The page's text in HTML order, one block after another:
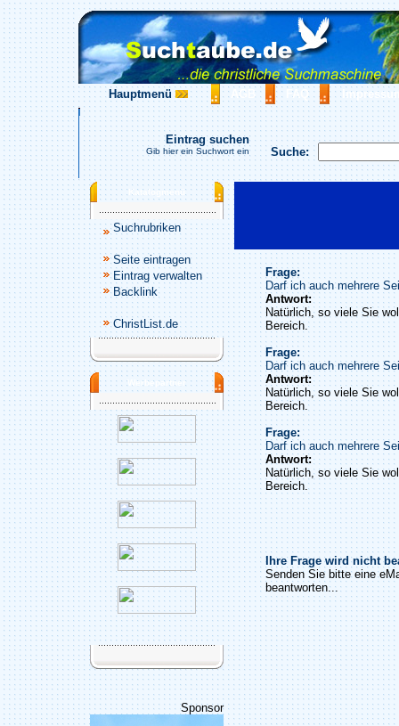
Hauptmenü AGB FAQ
Suche:
Eintrag suchen
Gib hier ein Suchwort ein
Katalogmenü
Suchrubriken
Seite eintragen
Eintrag verwalten
Backlink
ChristList.de
Werbepartner
Sponsor
Frage:
Darf ich auch mehrere
Antwort:
Natürlich, so viele Sie
Bereich.
Frage:
Darf ich auch mehrere
Antwort:
Natürlich, so viele Sie
Bereich.
Frage:
Darf ich auch mehrere
Antwort:
Natürlich, so viele Sie
Bereich.
Ihre Frage wird nicht
Senden Sie bitte eine
beantworten...